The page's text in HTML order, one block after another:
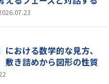
おける数学的な見方、
敷き詰めから図形の性質